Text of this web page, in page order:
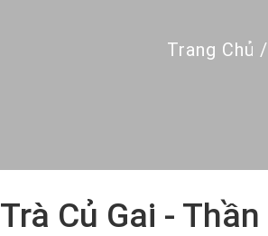
Trang Chủ /
Trà Củ Gai -